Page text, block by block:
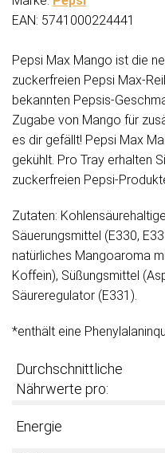
EAN: 5741000224441
Pepsi Max Mango ist die
zuckerfreien Pepsi Max-
bekannten Pepsis-
Zugabe von Mango für
es dir gefällt! Pepsi Max
gekühlt. Pro Tray erhalten
zuckerfreien Pepsi-
Zutaten:
Säuerungsmittel (E330,
natürliches Mangoaroma
Koffein), Süßungsmittel
Säureregulator (E331).
*enthält eine
Durchschnittliche
Nährwerte pro:
Energie